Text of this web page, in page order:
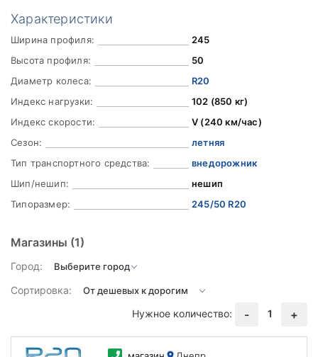
Характеристики
Ширина профиля:
245
Высота профиля:
50
Диаметр колеса:
R20
Индекс нагрузки:
102 (850 кг)
Индекс скорости:
V (240 км/час)
Сезон:
летняя
Тип транспортного средства:
внедорожник
Шип/нешип:
нешип
Типоразмер:
245/50 R20
Магазины (1)
Город:
Сортировка:
Нужное количество:
- 1 +